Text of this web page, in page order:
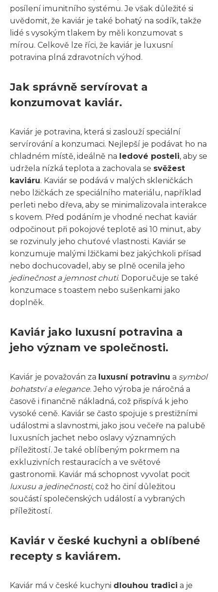
posílení imunitního systému. Je však důležité si
uvědomit, že kaviár je také bohatý na sodík, takže
lidé s vysokým tlakem by měli konzumovat s
mírou. Celkově lze říci, že kaviár je luxusní
potravina plná zdravotních výhod.
Jak správně servírovat a
konzumovat kaviár.
Kaviár je potravina, která si zaslouží speciální
servírování a konzumaci. Nejlepší je podávat ho na
chladném místě, ideálně na ledové posteli, aby se
udržela nízká teplota a zachovala se svěžest
kaviáru. Kaviár se podává v malých skleničkách
nebo lžičkách ze speciálního materiálu, například
perleti nebo dřeva, aby se minimalizovala interakce
s kovem. Před podáním je vhodné nechat kaviár
odpočinout při pokojové teplotě asi 10 minut, aby
se rozvinuly jeho chuťové vlastnosti. Kaviár se
konzumuje malými lžičkami bez jakýchkoli přísad
nebo dochucovadel, aby se plně ocenila jeho
jedinečnost a jemnost chuti. Doporučuje se také
konzumace s toastem nebo sušenkami jako
doplněk.
Kaviár jako luxusní potravina a
jeho význam ve společnosti.
Kaviár je považován za luxusní potravinu a symbol
bohatství a elegance. Jeho výroba je náročná a
časově i finančně nákladná, což přispívá k jeho
vysoké ceně. Kaviár se často spojuje s prestižními
událostmi a slavnostmi, jako jsou večeře na palubě
luxusních jachet nebo oslavy významných
příležitostí. Je také oblíbeným pokrmem na
exkluzivních restauracích a ve světové
gastronomii. Kaviár má schopnost vyvolat pocit
luxusu a jedinečnosti, což ho činí důležitou
součástí společenských událostí a vybraných
příležitostí.
Kaviár v české kuchyni a oblíbené
recepty s kaviárem.
Kaviár má v české kuchyni dlouhou tradici a je